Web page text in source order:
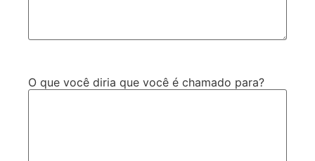
O que você diria que você é chamado para?